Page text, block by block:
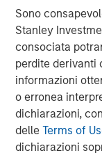
Sono
Stanley
consociata
perdite derivanti
informazioni
o erronea
dichiarazioni,
delleTerms of
dichiarazioni
Management, is
that makes
investments in
North America.
a differentiated
buyout and
established
chain in
teams. For